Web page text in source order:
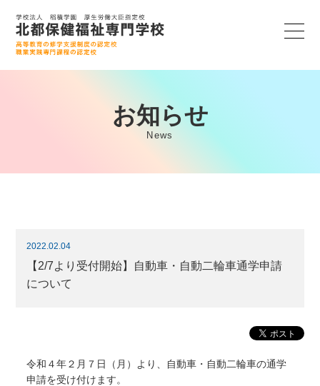
お知らせ
News
2022.02.04
【2/7より受付開始】自動車・自動二輪車通学申請
について
令和４年２月７日（月）より、自動車・自動二輪車の通学
申請を受け付けます。